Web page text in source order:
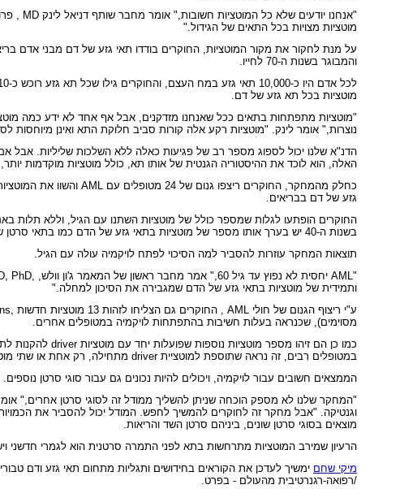
"אנחנו יודעים שלא כל המוטציות חשובות," אומר מחבר שותף דניאל לינק MD
,
מוטציות מצויות בכל התאים של הגידול."
על מנת לחקור את מקור המוטציות, החוקרים בודדו תאי גזע של דם מבני אדם
והמבוגר בשנות ה-70 לחייו.
מוטציות בכל תא גזע של דם.
"מוטציות מתפתחות בתאים ככל שאנחנו מזדקנים, אבל אף אחד לא ידע כמה
נוצרות," אומר לינק. "מוטציות רקע אלה קורות סביב חלוקת התא ואינן מיוחסות
הדנ"א שלנו יכול לספוג מספר רב של פגיעות כאלה ללא השלכות שליליות. אבל
האלה, הוא לוכד את ההיסטוריה הגנטית של אותו תא, כולל מוטציות מוקדמות
כחלק מהמחקר, החוקרים ריצפו גנום של 24 מטופלים עם
AMLוהשוו את
גזע של דם בבריאים.
החוקרים הופתעו לגלות שמספר כולל של מוטציות השתנו עם הגיל, וללא תלות
בשנות ה-40 יש בערך אותו מספר של מוטציות בתאי גזע של הדם כמו בתאי סרטן של חולה לויקמיה באותו גיל.
תוצאות המחקר עוזרות להסביר למה הסיכוי לפתח לויקמיה עולה עם הגיל.
"
AMLיחסית לא נפוץ עד גיל 60," אמר מחבר ראשון של המאמר ג'ון וולש, PhD,
ותמידית של מוטציות בתאי גזע של הדם שמגבירה את הסיכון למחלה."
ע"י ריצוף הגנום של חולי
AML, החוקרים גם הצליחו לזהות 13 מוטציות חדשות ,
מסוימים), שכנראה בעלות חשיבות בהתפתחות לויקמיה במטופלים אחרים.
כמו כן הם זיהו מספר מוטציות נוספות שפועלות יחד עם מוטציותdriverלהקנות
במטופלים רבים, זה נראה שתוספת למוטצייתdriverמתחילה, רק אחת או שתי
הממצאים חשובים עבור לויקמיה, ויכולים להיות נכונים גם עבור סוגי סרטן נוספים.
"המחקר שלנו לא מספק הוכחה שניתן להשליך ממודל זה לסוגי סרטן אחרים,"
וגנטיקה. "אבל מחקר זה לחוקרים להמשיך לחפש. המודל יכול להסביר את
מוצאים בסוגי סרטן שונים, ביניהם סרטן השד והריאות.
הרעיון שמירב המוטציות מתרחשות בתא לפני התמרה סרטנית הוא לגמרי חדשני
מיקי שחם ימשיך לעדכן את הקוראים בחידושים ותגליות מתחום תאי גזע ודם
/רפואה-רגנרטיבית מהעולם - בפרט.